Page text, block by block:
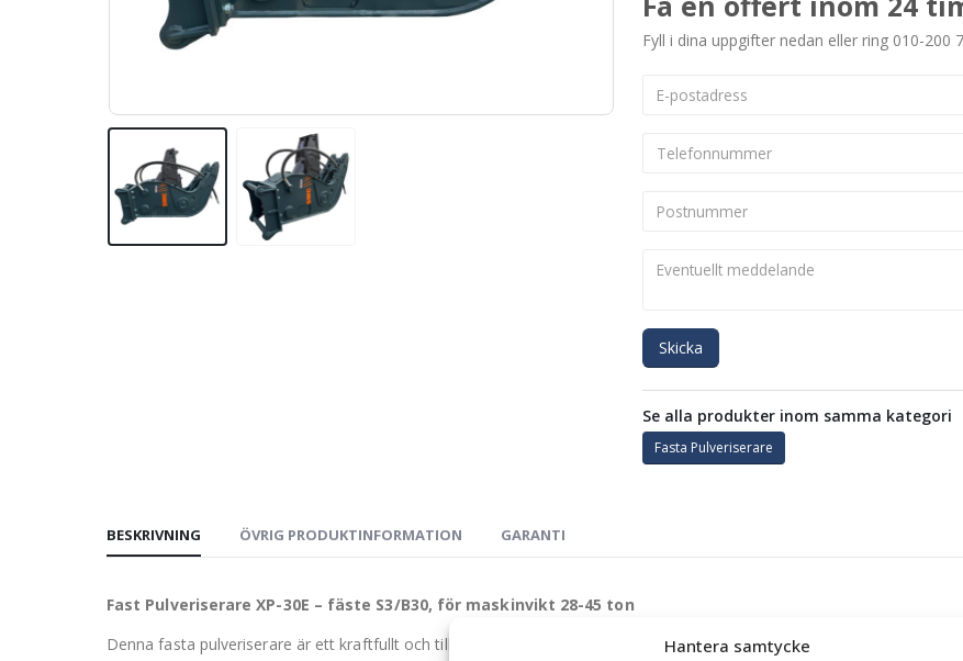
Hantera samtycke
Fyll i dina uppgifter nedan eller ring 010-200
Skicka
Se alla produkter inom samma kategori
Fasta Pulveriserare
BESKRIVNING ÖVRIG PRODUKTINFORMATION GARANTI
Fast Pulveriserare XP-30E – fäste S3/B30, för maskinvikt 28-45 ton
Denna fasta pulveriserare är ett kraftfullt och tillförlitligt verktyg för entreprenörer som arbetar med återvinning och